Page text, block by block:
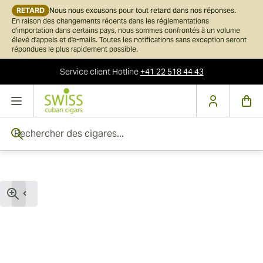
RETARD Nous nous excusons pour tout retard dans nos réponses.
En raison des changements récents dans les réglementations
d'importation dans certains pays, nous sommes confrontés à un volume
élevé d'appels et d'e-mails. Toutes les notifications sans exception seront
répondues le plus rapidement possible.
Service clientHotline+41 22 518 44 43
Skip to Content